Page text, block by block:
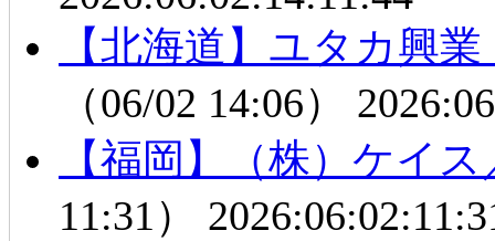
【北海道】ユタカ興
（06/02 14:06）
【福岡】（株）ケイ
11:31）